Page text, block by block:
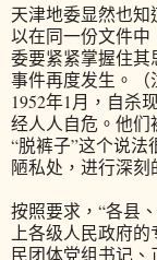
天津地委显然也知
以在同一份文件
委要紧紧掌握住
事件再度发生。（
1952年1月，自杀
经人人自危。他们
“脱裤子”这个说
陋私处，进行深刻
按照要求，“各县
上各级人民政府
民团体党组书记